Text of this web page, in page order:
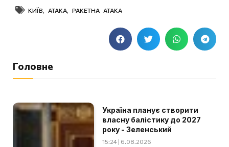
КИЇВ АТАКА РАКЕТНА АТАКА
Головне
Україна планує створити
власну балістику до 2027
року - Зеленський
15:24 | 6.08.2026